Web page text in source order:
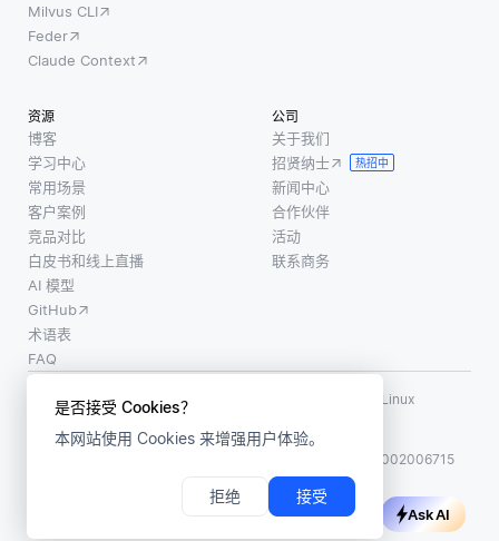
是否接受 Cookies？
本网站使用 Cookies 来增强用户体验。
拒绝 接受
Milvus CLI
Feder
Claude Context
资源
博客
学习中心
常用场景
客户案例
竞品对比
白皮书和线上直播
AI 模型
GitHub
术语表
FAQ
公司
关于我们
招贤纳士
热招中
新闻中心
合作伙伴
活动
联系商务
使用条款
LF AI、LF AI & Data、Milvus，以及相关的开源项目名称为 Linux
Foundation 所有商标
版权所有 ©2026 上海赜睿信息科技有限公司保留所有权利
沪公网安备31011002006715
Ask AI